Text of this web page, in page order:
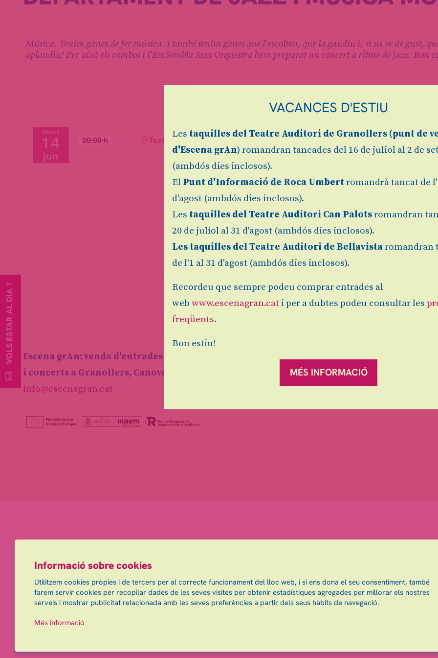
VOLS ESTAR AL DIA ?
Música. Tenim ganes de fer música. I també tenim ganes que l'escolteu, que la gaudiu i, si us ve de gust,
aplaudiu! Per això els combos i l'EmSembla Jazz Orquestra hem preparat un concert a ritme de jazz. Bon
dilluns
14
jun
20:00 h Teatre Auditori de Granollers
Finalitzat
Escena grAn: venda d'entrades d'espectacles
i concerts a Granollers, Canovelles i les Franqueses.
info@escenagran.cat
VACANCES D'ESTIU
Les taquilles del Teatre Auditori de Granollers (punt de
d'Escena grAn) romandran tancades del 16 de juliol al 2 de
(ambdós dies inclosos).
El Punt d'Informació de Roca Umbertromandrà tancat de
d'agost (ambdós dies inclosos).
Les taquilles del Teatre Auditori Can Palotsromandran
20 de juliol al 31 d'agost (ambdós dies inclosos).
Les taquilles del Teatre Auditori de Bellavistaromandran
de l'1 al 31 d'agost (ambdós dies inclosos).
Recordeu que sempre podeu comprar entrades al
web www.escenagran.cat i per a dubtes podeu consultar les
freqüents.
Bon estiu!
MÉS INFORMACIÓ
Informació sobre cookies
Utilitzem cookies pròpies i de tercers per al correcte funcionament del lloc web, i si ens dona el seu consentiment, també
farem servir cookies per recopilar dades de les seves visites per obtenir estadístiques agregades per millorar els nostres
serveis i mostrar publicitat relacionada amb les seves preferències a partir dels seus hàbits de navegació.
Més informació